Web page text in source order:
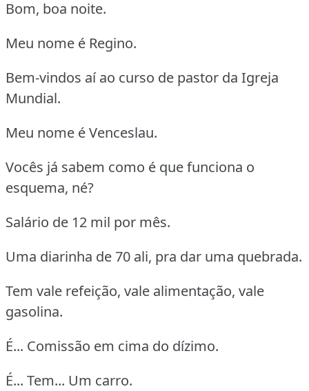
Bom, boa noite.
Meu nome é Regino.
Bem-vindos aí ao curso de pastor da Igreja
Mundial.
Meu nome é Venceslau.
Vocês já sabem como é que funciona o
esquema, né?
Salário de 12 mil por mês.
Uma diarinha de 70 ali, pra dar uma quebrada.
Tem vale refeição, vale alimentação, vale
gasolina.
É... Comissão em cima do dízimo.
É... Tem... Um carro.